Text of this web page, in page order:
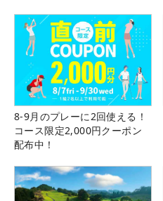
8-9月のプレーに2回使える！
コース限定2,000円クーポン
配布中！